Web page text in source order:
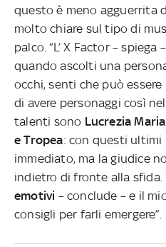
questo è meno agguerrita
molto chiare sul tipo di
palco. “L’ X Factor –
quando ascolti una
occhi, senti che può
di avere personaggi così
talenti sono Lucrezia
e Tropea: con questi
immediato, ma la giudice
indietro di fronte alla sfida.
emotivi – conclude – e il
consigli per farli emergere”.